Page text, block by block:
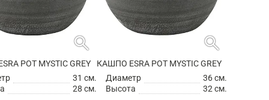
search
POT MYSTIC GREY
31 см.
28 см.
search
КАШПО ESRA POT MYSTIC GREY
Диаметр
36 см.
Высота
32 см.